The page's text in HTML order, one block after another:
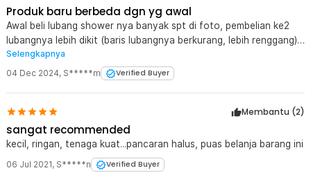
Produk baru berbeda dgn yg awal
Awal beli lubang shower nya banyak spt di foto, pembelian ke2
lubangnya lebih dikit (baris lubangnya berkurang, lebih renggang).
Apakah sdh kembali spt yg versi awal (yg lubangnya sptndi gbr)?
Selengkapnya
04 Dec 2024, S*****m Verified Buyer
Membantu (2)
sangat recommended
kecil, ringan, tenaga kuat...pancaran halus, puas belanja barang ini
06 Jul 2021, S*****n Verified Buyer